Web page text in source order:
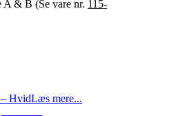
A & B (Se vare nr. 115-
HvidLæs mere...